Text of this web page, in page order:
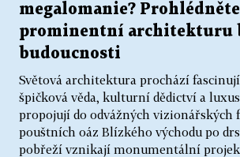
megalomanie?
prominentní architekturu
budoucnosti
Světová architektura prochází
špičková věda, kulturní dědictví a
propojují do odvážných vizionářských
pouštních oáz Blízkého východu po
pobřeží vznikají monumentální